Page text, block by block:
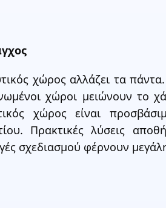
χώρος αλλάζει τα
χώροι μειώνουν το
χώρος είναι
Πρακτικές λύσεις
σχεδιασμού φέρνουν